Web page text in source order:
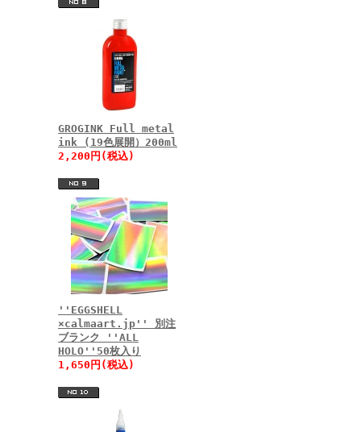
GROGINK Full metal
ink (19色展開）200ml
2,200円(税込)
''EGGSHELL
×calmaart.jp'' 別注
ブランク ''ALL
HOLO''50枚入り
1,650円(税込)